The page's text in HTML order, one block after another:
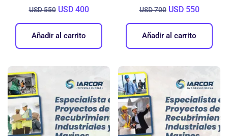
USD550 USD 400
Añadir al carrito
Recubrimientos
IARCOR ESPRIM NIVEL 1
USD700 USD 550
Añadir al carrito